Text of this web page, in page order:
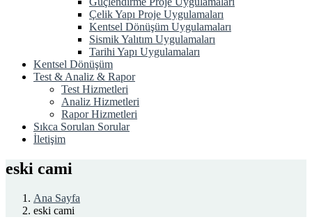
Çelik Yapı Proje Uygulamaları
Kentsel Dönüşüm Uygulamaları
Sismik Yalıtım Uygulamaları
Tarihi Yapı Uygulamaları
Kentsel Dönüşüm
Test & Analiz & Rapor
Test Hizmetleri
Analiz Hizmetleri
Rapor Hizmetleri
Sıkca Sorulan Sorular
İletişim
eski cami
Ana Sayfa
eski cami